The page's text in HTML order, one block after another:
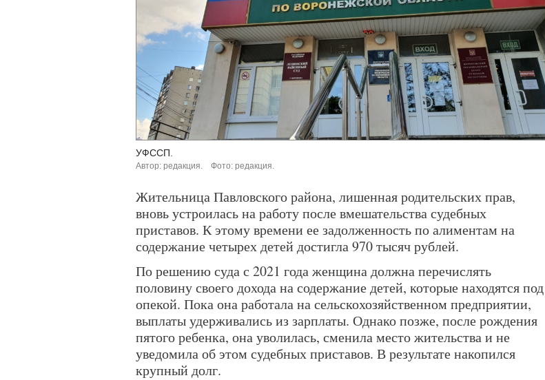
УФССП.
Автор: редакция. Фото: редакция.
Жительница Павловского района, лишенная родительских прав,
вновь устроилась на работу после вмешательства судебных
приставов. К этому времени ее задолженность по алиментам на
содержание четырех детей достигла 970 тысяч рублей.
По решению суда с 2021 года женщина должна перечислять
половину своего дохода на содержание детей, которые находятся под
опекой. Пока она работала на сельскохозяйственном предприятии,
выплаты удерживались из зарплаты. Однако позже, после рождения
пятого ребенка, она уволилась, сменила место жительства и не
уведомила об этом судебных приставов. В результате накопился
крупный долг.